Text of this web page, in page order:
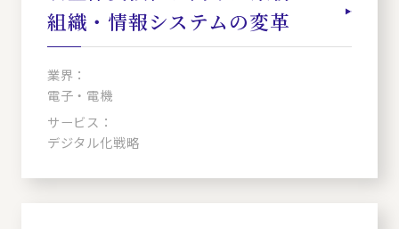
組織・情報システムの変革
業界：
電子・電機
サービス：
デジタル化戦略